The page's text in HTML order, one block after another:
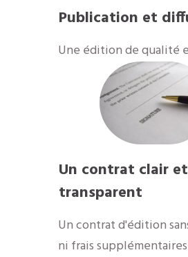
Publication et
​Une édition de qualité
Un contrat clair et
transparent
Un contrat d'édition
ni frais supplémentaires